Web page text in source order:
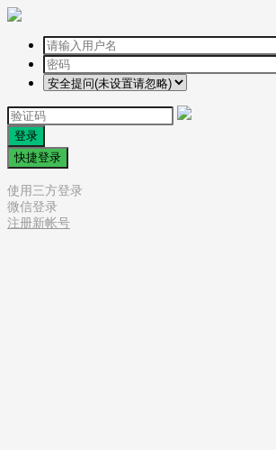
登录
快捷登录
使用三方登录
微信登录
注册新帐号